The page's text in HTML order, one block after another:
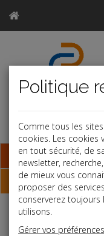
Base documentaire
Chiffres
Justice
Comme tous les
cookies. Les
en tout sécurité, de
newsletter,
de mieux vous
proposer des
conserverez
utilisons.
Gérer vos préférences